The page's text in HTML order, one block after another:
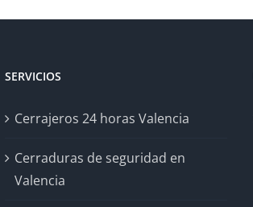
SERVICIOS
Cerrajeros 24 horas Valencia
Cerraduras de seguridad en
Valencia